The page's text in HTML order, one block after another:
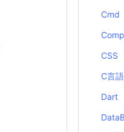
Cmd
CSS
C言語
Dart